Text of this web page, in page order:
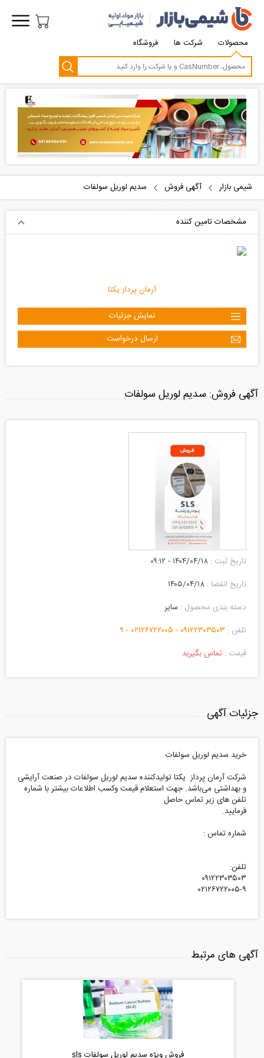
محصولات شرکت ها فروشگاه
شیمی بازار آگهی فروش سدیم لوریل سولفات
آرمان پرداز یکتا
نمایش جزئیات
ارسال درخواست
آگهی فروش: سدیم لوریل سولفات
تاریخ ثبت : ۱۴۰۴/۰۴/۱۸ - ۰۹:۱۲
تاریخ انقضا : ۱۴۰۵/۰۴/۱۸
دسته بندی محصول : سایر
تلفن : ۰۹۱۲۲۳۰۳۵۰۳ - ۰۲۱۲۶۷۲۲۰۰۵ -
۹
قیمت : تماس بگیرید
جزئیات آگهی
خرید سدیم لوریل سولفات
شرکت آرمان پرداز یکتا تولیدکننده سدیم لوریل سولفات در صنعت آرایشی
و بهداشتی می‌باشد. جهت استعلام قیمت وکسب اطلاعات بیشتر با شماره
تلفن های زیر تماس حاصل
فرمایید.
شماره تماس :
تلفن:
۰۹۱۲۲۳۰۳۵۰۳
۰۲۱۲۶۷۲۲۰۰۵-۹
آگهی های مرتبط
فروش ویژه سدیم لوریل سولفات sls